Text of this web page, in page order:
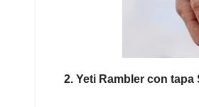
2. Yeti Rambler con